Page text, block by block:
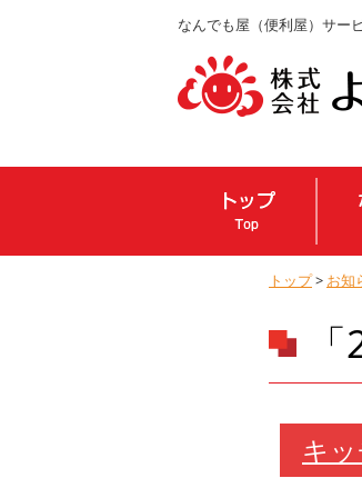
なんでも屋（便利屋）サー
トップ> お知
キ